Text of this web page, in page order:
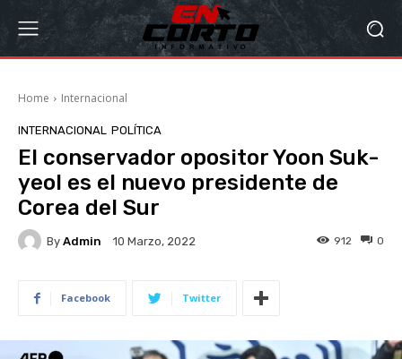
Home Internacional
INTERNACIONAL POLÍTICA
El conservador opositor Yoon Suk-
yeol es el nuevo presidente de
Corea del Sur
By Admin 10 Marzo, 2022 0
912
Facebook Twitter